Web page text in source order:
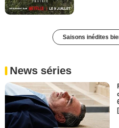
Saisons inédites
News séries